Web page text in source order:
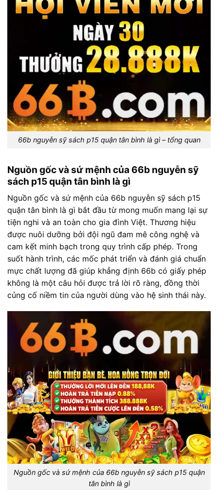
66b nguyễn sỹ sách p15 quận tân bình là gì – tổng quan
Nguồn gốc và sứ mệnh của 66b nguyễn sỹ
sách p15 quận tân bình là gì
Nguồn gốc và sứ mệnh của 66b nguyễn sỹ sách p15
quận tân bình là gì bắt đầu từ mong muốn mang lại sự
tiện nghi và an toàn cho gia đình Việt. Thương hiệu
được nuôi dưỡng bởi đội ngũ đam mê công nghệ và
cam kết minh bạch trong quy trình cấp phép. Trong
suốt hành trình, các mốc phát triển và đánh giá chuẩn
mực chất lượng đã giúp khẳng định 66b có giấy phép
không là một câu hỏi được trả lời rõ ràng, đồng thời
củng cố niềm tin của người dùng vào hệ sinh thái này.
Nguồn gốc và sứ mệnh của 66b nguyễn sỹ sách p15 quận
tân bình là gì